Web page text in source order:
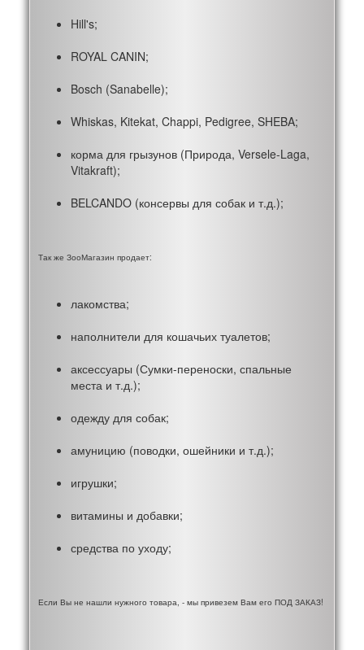
Hill's;
ROYAL CANIN;
Bosch (Sanabelle);
Whiskas, Kitekat, Chappi, Pedigree, SHEBA;
корма для грызунов (Природа, Versele-Laga,
Vitakraft);
BELCANDO (консервы для собак и т.д.);
Так же ЗооМагазин продает:
лакомства;
наполнители для кошачьих туалетов;
аксессуары (Сумки-переноски, спальные
места и т.д.);
одежду для собак;
амуницию (поводки, ошейники и т.д.);
игрушки;
витамины и добавки;
средства по уходу;
Если Вы не нашли нужного товара, - мы привезем Вам его ПОД ЗАКАЗ!